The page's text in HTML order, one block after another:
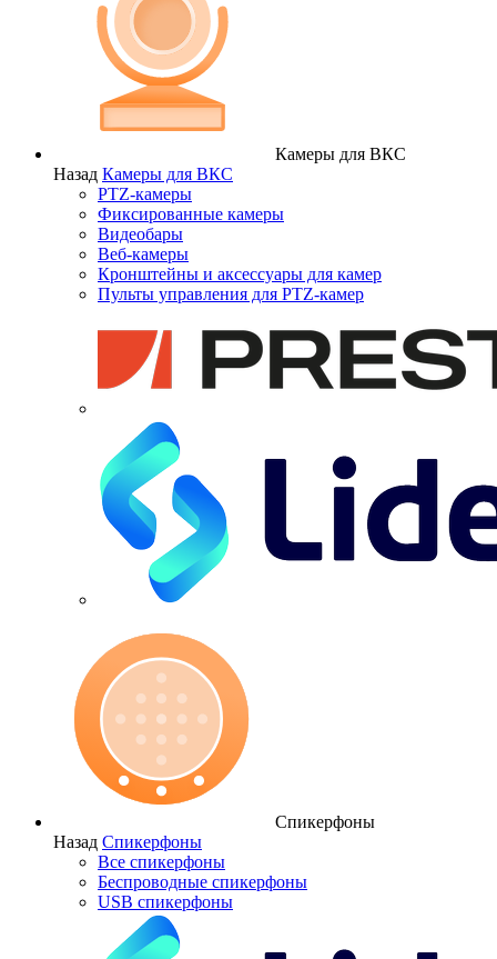
Камеры для ВКС
Назад Камеры для ВКС
PTZ-камеры
Фиксированные камеры
Видеобары
Веб-камеры
Кронштейны и аксессуары для камер
Пульты управления для PTZ-камер
Спикерфоны
Назад Спикерфоны
Все спикерфоны
Беспроводные спикерфоны
USB спикерфоны